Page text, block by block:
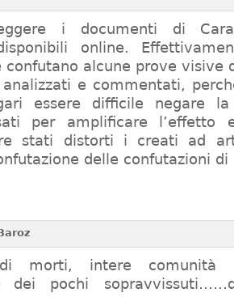
i documenti di
online.
confutano alcune prove visive
e commentati,
essere difficile negare
per amplificare l’effetto
stati distorti i creati ad
delle confutazioni di
morti, intere comunità
dei pochi